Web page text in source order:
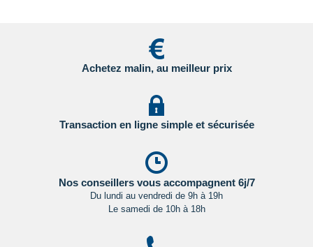
il est préférable de vous rapprocher du consulat ou de
l’ambassade du pays de destination et de transit.
Les formalités administratives et sanitaires étant
susceptibles de changer entre votre réservation et votre
départ, nous vous recommandons vivement de consulter
Achetez malin, au meilleur prix
Transaction en ligne simple et sécurisée
Nos conseillers vous accompagnent 6j/7
Du lundi au vendredi de 9h à 19h
Le samedi de 10h à 18h